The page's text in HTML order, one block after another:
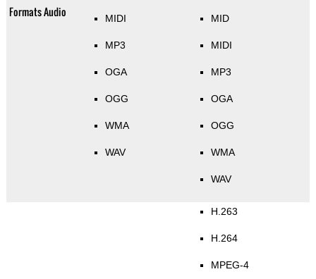
Formats Audio MIDI
MP3
OGA
OGG
WMA
WAV
MID
MIDI
MP3
OGA
OGG
WMA
WAV
H.263
H.264
MPEG-4